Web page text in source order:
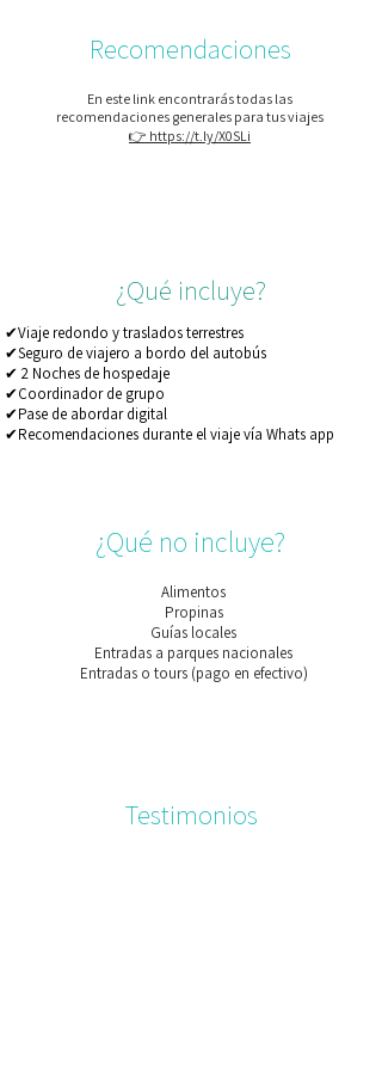
Recomendaciones
En este link encontrarás todas las
recomendaciones generales para tus viajes
👉 https://t.ly/X0SLi
¿Qué incluye?
✔Viaje redondo y traslados terrestres
✔Seguro de viajero a bordo del autobús
✔ 2 Noches de hospedaje
✔Coordinador de grupo
✔Pase de abordar digital
✔Recomendaciones durante el viaje vía Whats app
¿Qué no incluye?
Alimentos
Propinas
Guías locales
Entradas a parques nacionales
Entradas o tours (pago en efectivo)
Testimonios